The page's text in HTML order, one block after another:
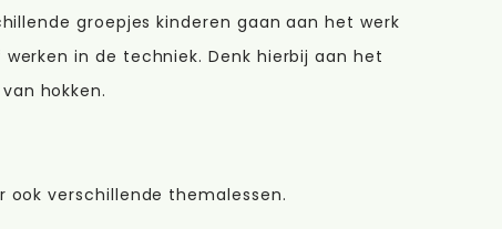
groepjes kinderen gaan aan het werk
in de techniek. Denk hierbij aan het
hokken.
verschillende themalessen.